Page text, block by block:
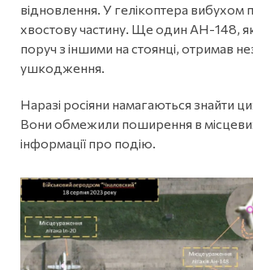
відновлення. У гелікоптера
хвостову частину. Ще один АН-148,
поруч з іншими на стоянці, отримав
ушкодження.
Наразі росіяни намагаються знайти
Вони обмежили поширення в
інформації про подію.